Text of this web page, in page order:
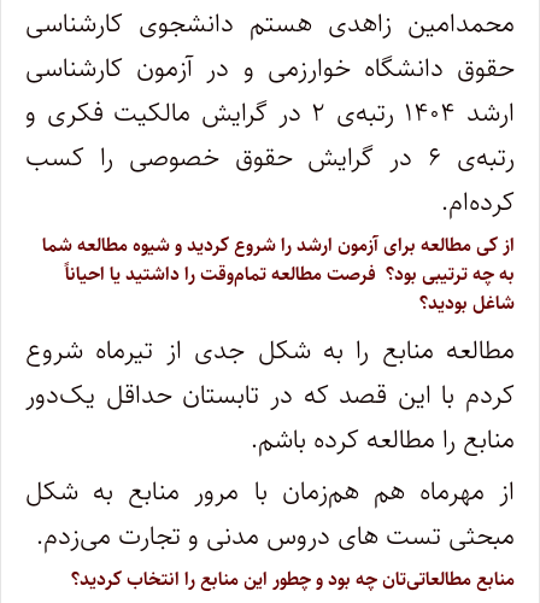
محمدامین زاهدی هستم دانشجوی کارشناسی
حقوق دانشگاه خوارزمی و در آزمون کارشناسی
ارشد ۱۴۰۴ رتبه‌ی ۲ در گرایش مالکیت فکری و
رتبه‌ی ۶ در گرایش حقوق خصوصی را کسب
کرده‌ام.
از کی مطالعه برای آزمون ارشد را شروع کردید و شیوه مطالعه شما
به چه ترتیبی بود؟ فرصت مطالعه تمام‌وقت را داشتید یا احیاناً
شاغل بودید؟
مطالعه‌ منابع را به شکل جدی از تیرماه شروع
کردم با این قصد که در تابستان حداقل یک‌دور
منابع را مطالعه کرده باشم.
از مهرماه هم هم‌زمان با مرور منابع به شکل
مبحثی تست های دروس مدنی و تجارت می‌زدم.
منابع مطالعاتی‌تان چه بود و چطور این منابع را انتخاب کردید؟